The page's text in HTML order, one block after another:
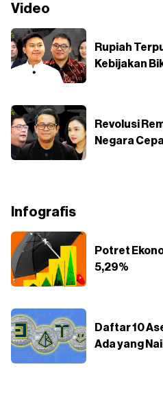
Video
Rupiah
Kebijakan
Revolusi
Negara
Infografis
Potret
5,29%
Daftar 10
Ada yang